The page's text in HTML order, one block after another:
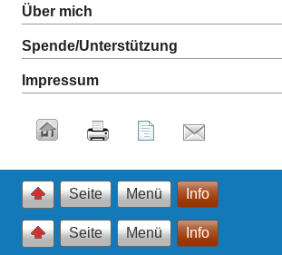
Über mich
Spende/Unterstützung
Impressum
Seite Menü Info
Seite Menü Info